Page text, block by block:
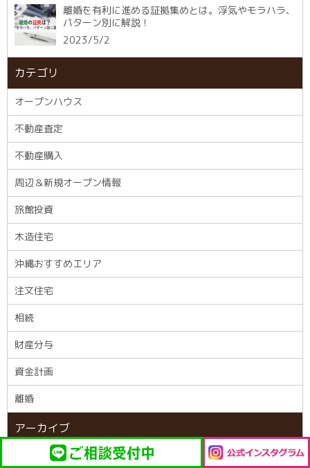
離婚を有利に進める証拠集めとは。浮気やモラハラ、
パターン別に解説！
2023/5/2
カテゴリ
オープンハウス
不動産査定
不動産購入
周辺＆新規オープン情報
旅館投資
木造住宅
沖縄おすすめエリア
注文住宅
相続
財産分与
資金計画
離婚
アーカイブ